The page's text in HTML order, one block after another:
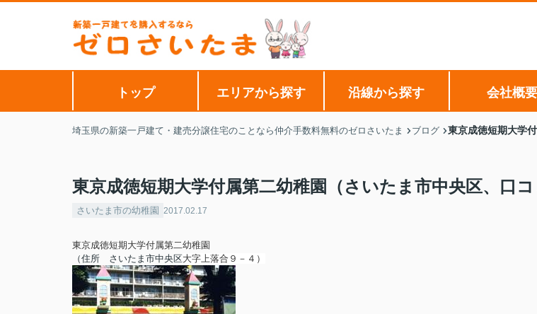
トップ エリアから探す 沿線から探す 会社概要
埼玉県の新築一戸建て・建売分譲住宅のことなら仲介手数料無料のゼロさいたま ブログ 東京成徳短期大学
東京成徳短期大学付属第二幼稚園（さいたま市中央区、口コ
さいたま市の幼稚園 2017.02.17
東京成徳短期大学付属第二幼稚園
（住所 さいたま市中央区大字上落合９－４ ）